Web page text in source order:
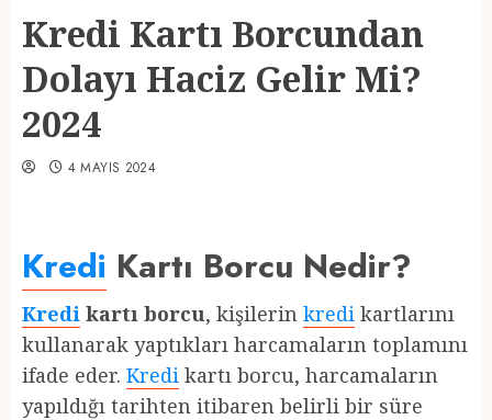
Kredi Kartı Borcundan
Dolayı Haciz Gelir Mi?
2024
4 MAYIS 2024
Kredi Kartı Borcu Nedir?
Kredi kartı borcu, kişilerin kredi kartlarını
kullanarak yaptıkları harcamaların toplamını
ifade eder. Kredi kartı borcu, harcamaların
yapıldığı tarihten itibaren belirli bir süre